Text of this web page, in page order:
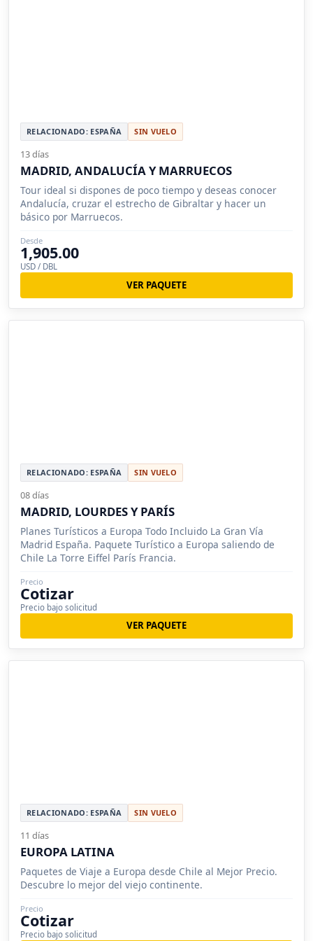
RELACIONADO: ESPAÑA SIN VUELO
13 días
MADRID, ANDALUCÍA Y MARRUECOS
Tour ideal si dispones de poco tiempo y deseas conocer
Andalucía, cruzar el estrecho de Gibraltar y hacer un
básico por Marruecos.
Desde
1,905.00
USD / DBL
VER PAQUETE
RELACIONADO: ESPAÑA SIN VUELO
08 días
MADRID, LOURDES Y PARÍS
Planes Turísticos a Europa Todo Incluido La Gran Vía
Madrid España. Paquete Turístico a Europa saliendo de
Chile La Torre Eiffel París Francia.
Precio
Cotizar
Precio bajo solicitud
VER PAQUETE
RELACIONADO: ESPAÑA SIN VUELO
11 días
EUROPA LATINA
Paquetes de Viaje a Europa desde Chile al Mejor Precio.
Descubre lo mejor del viejo continente.
Precio
Cotizar
Precio bajo solicitud